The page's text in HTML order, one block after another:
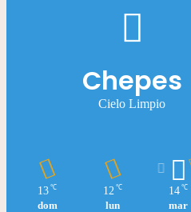
Chepes
Cielo Limpio
13 ℃
dom
12 ℃
lun
14 ℃
mar